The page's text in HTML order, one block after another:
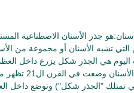
جذر الأسنان الاصطناعية
التي تشبه الأسنان أو مجموعة من
هي الجذر شكل يزرع داخل العظم.
زراعة
تمتلك "الجذر شكل") وتوضع داخل